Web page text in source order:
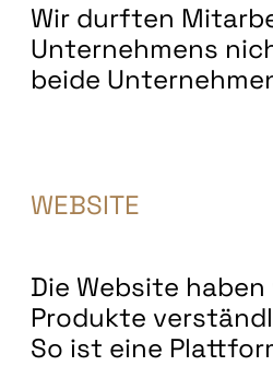
Wir durften
Unternehmens
beide
WEBSITE
Die Website
Produkte
So ist eine